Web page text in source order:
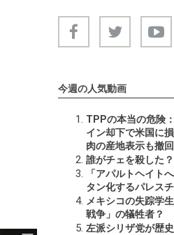
今週の人気動画
TPPの本当の危険
イン却下で米国に
肉の産地表示も撤回
誰がチェを殺した
「アパルトヘイト
タン化するパレス
メキシコの失踪学
戦争」の犠牲者？
左派シリザ党が歴